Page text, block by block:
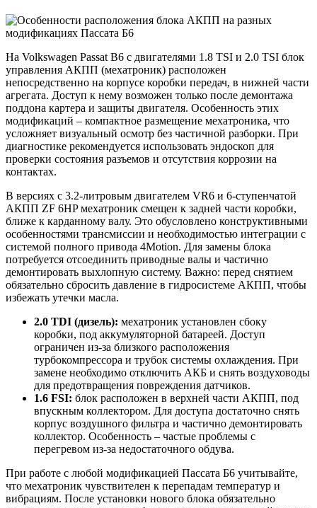
На Volkswagen Passat B6 с двигателями 1.8 TSI и 2.0 TSI блок
управления АКПП (мехатроник) расположен
непосредственно на корпусе коробки передач, в нижней части
агрегата. Доступ к нему возможен только после демонтажа
поддона картера и защиты двигателя. Особенность этих
модификаций – компактное размещение мехатроника, что
усложняет визуальный осмотр без частичной разборки. При
диагностике рекомендуется использовать эндоскоп для
проверки состояния разъемов и отсутствия коррозии на
контактах.
В версиях с 3.2-литровым двигателем VR6 и 6-ступенчатой
АКПП ZF 6HP мехатроник смещен к задней части коробки,
ближе к карданному валу. Это обусловлено конструктивными
особенностями трансмиссии и необходимостью интеграции с
системой полного привода 4Motion. Для замены блока
потребуется отсоединить приводные валы и частично
демонтировать выхлопную систему. Важно: перед снятием
обязательно сбросить давление в гидросистеме АКПП, чтобы
избежать утечки масла.
2.0 TDI (дизель): мехатроник установлен сбоку
коробки, под аккумуляторной батареей. Доступ
ограничен из-за близкого расположения
турбокомпрессора и трубок системы охлаждения. При
замене необходимо отключить АКБ и снять воздуховоды
для предотвращения повреждения датчиков.
1.6 FSI: блок расположен в верхней части АКПП, под
впускным коллектором. Для доступа достаточно снять
корпус воздушного фильтра и частично демонтировать
коллектор. Особенность – частые проблемы с
перегревом из-за недостаточного обдува.
При работе с любой модификацией Пассата Б6 учитывайте,
что мехатроник чувствителен к перепадам температур и
вибрациям. После установки нового блока обязательно